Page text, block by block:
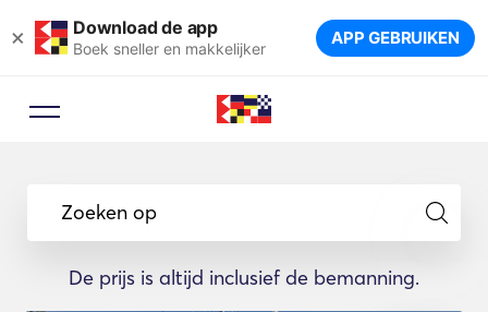
× Download de app
Boek sneller en makkelijker APP GEBRUIKEN
Zoeken op
De prijs is altijd inclusief de bemanning.